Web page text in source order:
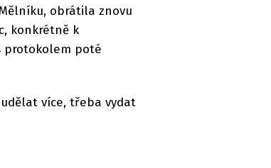
obrátila znovu
konkrétně k
protokolem poté
více, třeba vydat